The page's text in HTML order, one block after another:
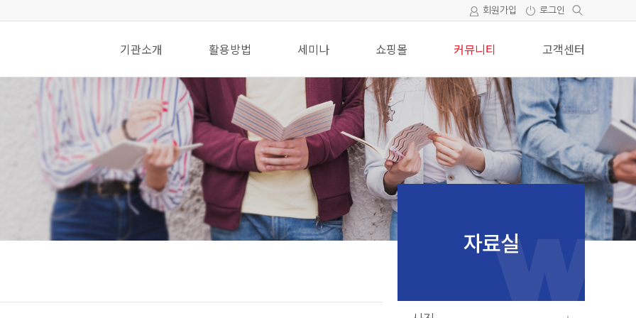
로그인
회원가입
기관소개 활용방법 세미나 쇼핑몰 커뮤니티 고객센터
자료실